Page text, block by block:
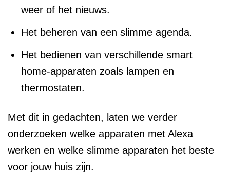
weer of het nieuws.
Het beheren van een slimme agenda.
Het bedienen van verschillende smart
home-apparaten zoals lampen en
thermostaten.
Met dit in gedachten, laten we verder
onderzoeken welke apparaten met Alexa
werken en welke slimme apparaten het beste
voor jouw huis zijn.